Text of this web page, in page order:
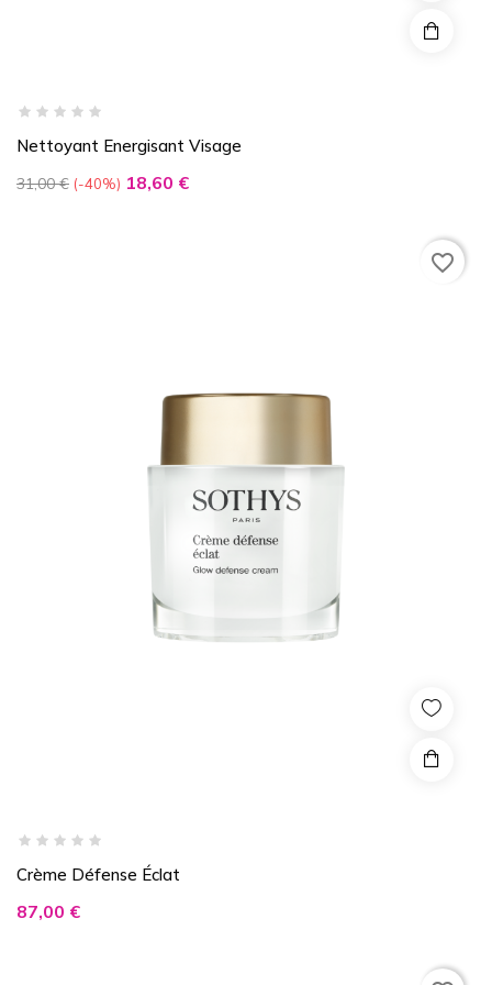
Nettoyant Energisant Visage
Prix
31,00 € -40% Prix
18,60 €
Crème Défense Éclat
Prix
87,00 €
favorite_border